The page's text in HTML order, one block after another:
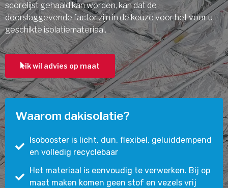
scorelijst gehaald kan worden, kan dat de
doorslaggevende factor zijn in de keuze voor het voor u
geschikte isolatiemateriaal.
ik wil advies op maat
Waarom dakisolatie?
Isobooster is licht, dun, flexibel, geluiddempend
en volledig recyclebaar
Het materiaal is eenvoudig te verwerken. Bij op
maat maken komen geen stof en vezels vrij